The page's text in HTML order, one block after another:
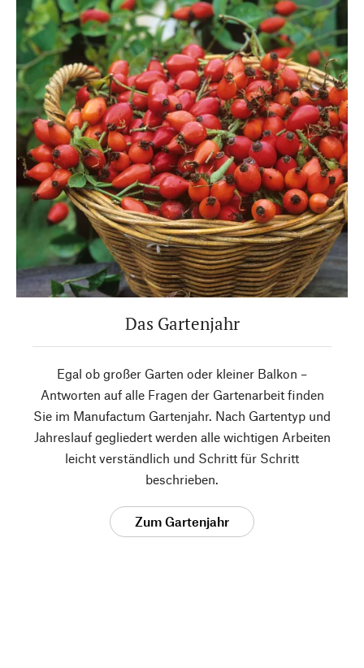
Das Gartenjahr
Egal ob großer Garten oder kleiner Balkon –
Antworten auf alle Fragen der Gartenarbeit finden
Sie im Manufactum Gartenjahr. Nach Gartentyp und
Jahreslauf gegliedert werden alle wichtigen Arbeiten
leicht verständlich und Schritt für Schritt
beschrieben.
Zum Gartenjahr